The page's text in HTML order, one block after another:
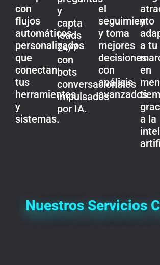
con
flujos
automáticos
personalizados
que
conectan
tus
herramientas
y
sistemas.
y
capta
leads
24/7
con
bots
conversacionales
impulsados
por IA.
el
seguimiento
y toma
mejores
decisiones
con
análisis
avanzados.
y
a tu
en
a la
Nuestros Servicios